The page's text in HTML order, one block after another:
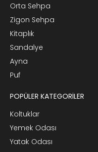
Orta Sehpa
Zigon Sehpa
Kitaplık
Sandalye
Ayna
Puf
POPÜLER KATEGORİLER
Koltuklar
Yemek Odası
Yatak Odası